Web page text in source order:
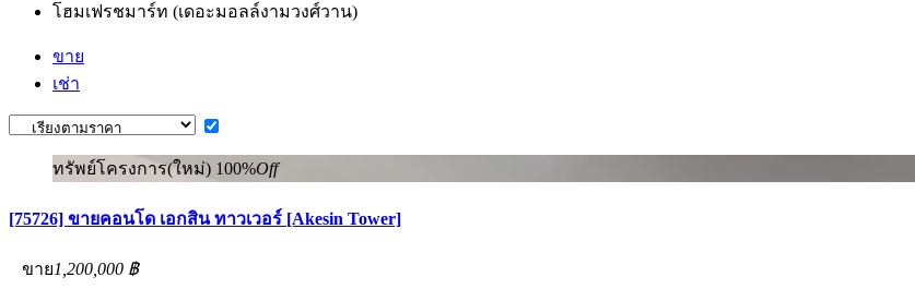
โฮมเฟรชมาร์ท (เดอะมอลล์งามวงศ์วาน)
ขาย
เช่า
ทรัพย์โครงการ(ใหม่) 100%Off
[75726] ขายคอนโด เอกสิน ทาวเวอร์ [Akesin Tower]
ขาย1,200,000 ฿